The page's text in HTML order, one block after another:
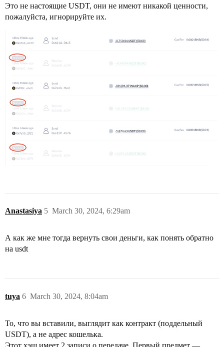
Это не настоящие USDT, они не имеют никакой ценности,
пожалуйста, игнорируйте их.
Anastasiya March 30, 2024, 6:29am
5
А как же мне тогда вернуть свои деньги, как понять обратно
на usdt
tuya March 30, 2024, 8:04am
6
То, что вы вставили, выглядит как контракт (поддельный
USDT), а не адрес кошелька.